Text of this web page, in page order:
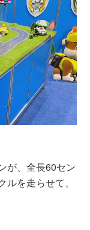
が、全長60セン
を走らせて、